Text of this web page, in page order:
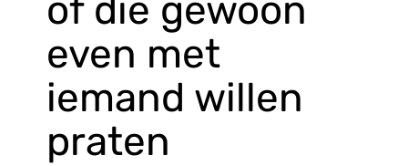
of die gewoon
even met
iemand willen
praten